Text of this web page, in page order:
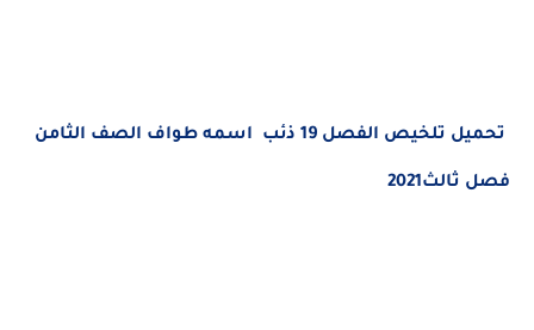
تحميل تلخيص الفصل 19 ذئب اسمه طواف الصف الثامن
فصل ثالث2021